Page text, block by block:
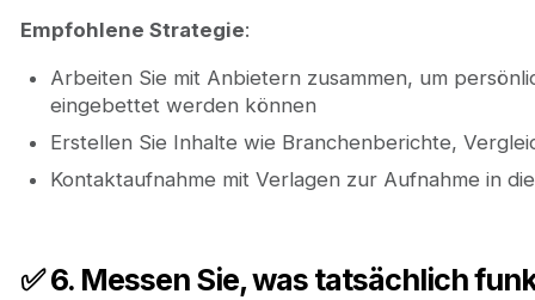
Empfohlene Strategie:
Arbeiten Sie mit Anbietern zusammen, um
eingebettet werden können
Erstellen Sie Inhalte wie Branchenberichte,
Kontaktaufnahme mit Verlagen zur Aufnahme in
✅ 6. Messen Sie, was tatsächlich